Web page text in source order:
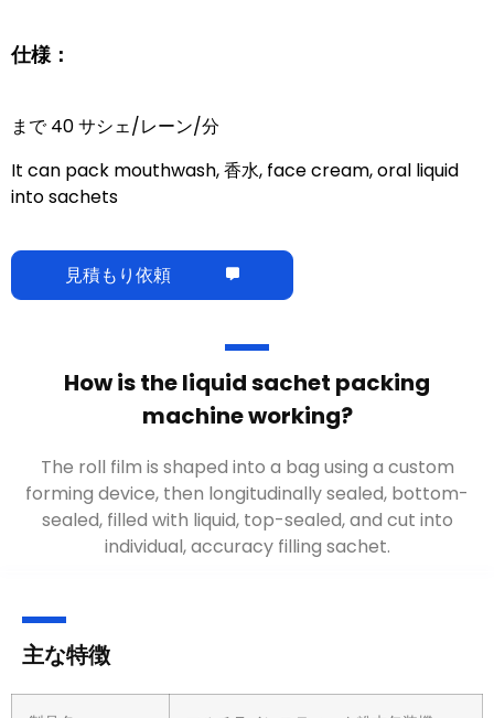
仕様：
まで 40 サシェ/レーン/分
It can pack mouthwash, 香水, face cream,oral liquid
into sachets
見積もり依頼
How is the liquid sachet packing
machine working?
The roll film is shaped into a bag using a custom
forming device, then longitudinally sealed, bottom-
sealed, filled with liquid, top-sealed,and cut into
individual,accuracy filling sachet.
主な特徴